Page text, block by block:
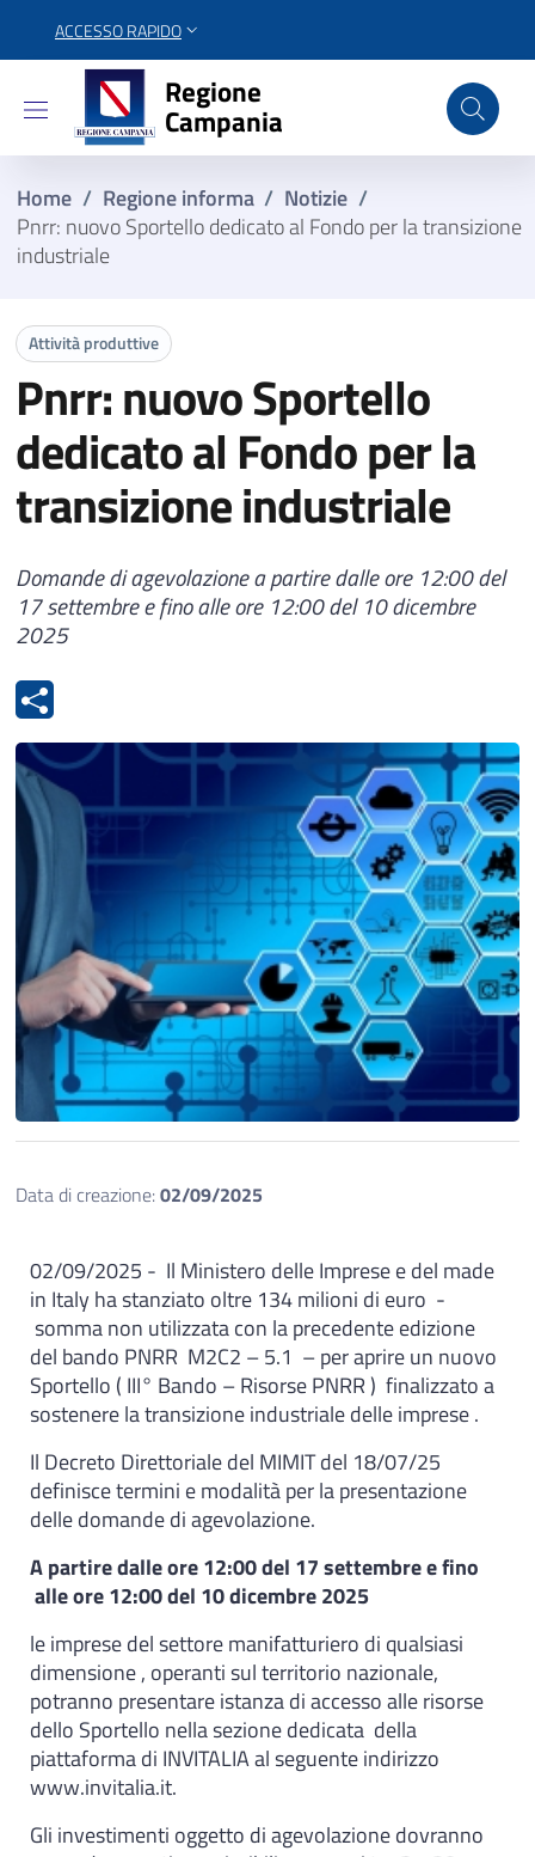
ACCESSO RAPIDO
Regione Campania
Regione
Campania
Home / Regione informa / Notizie /
Pnrr: nuovo Sportello dedicato al Fondo per la transizione
industriale
Attività produttive
Pnrr: nuovo Sportello
dedicato al Fondo per la
transizione industriale
Domande di agevolazione a partire dalle ore 12:00 del
17 settembre e fino alle ore 12:00 del 10 dicembre
2025
Data di creazione:02/09/2025
02/09/2025 - Il Ministero delle Imprese e del made
in Italy ha stanziato oltre 134 milioni di euro -
somma non utilizzata con la precedente edizione
del bando PNRR M2C2 – 5.1 – per aprire un nuovo
Sportello ( III° Bando – Risorse PNRR ) finalizzato a
sostenere la transizione industriale delle imprese .
Il Decreto Direttoriale del MIMIT del 18/07/25
definisce termini e modalità per la presentazione
delle domande di agevolazione.
A partire dalle ore 12:00 del 17 settembre e fino
alle ore 12:00 del 10 dicembre 2025
le imprese del settore manifatturiero di qualsiasi
dimensione , operanti sul territorio nazionale,
potranno presentare istanza di accesso alle risorse
dello Sportello nella sezione dedicata della
piattaforma di INVITALIA al seguente indirizzo
www.invitalia.it.
Gli investimenti oggetto di agevolazione dovranno